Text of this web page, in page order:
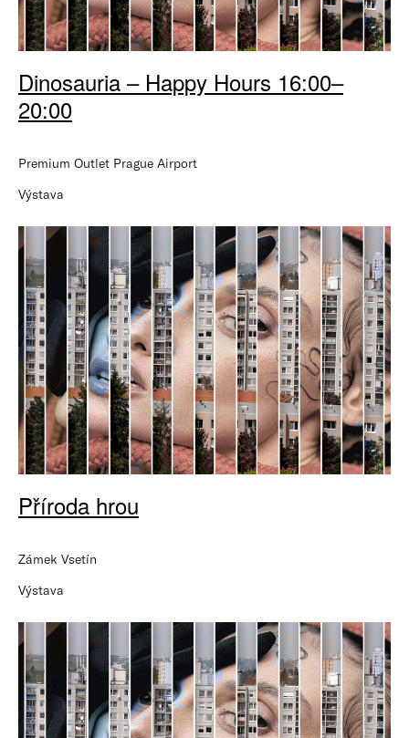
Dinosauria – Happy Hours 16:00–
20:00
Premium Outlet Prague Airport
Výstava
Příroda hrou
Zámek Vsetín
Výstava